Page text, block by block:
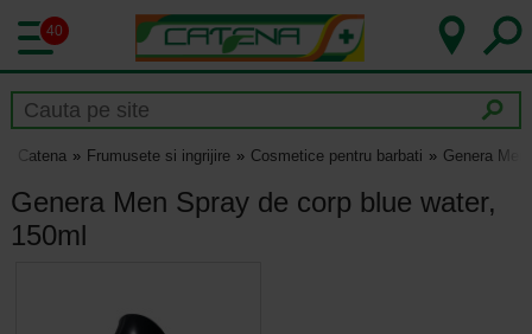
40
Catena Frumusete si ingrijire Cosmetice pentru barbati Genera
Genera Men Spray de corp blue water,
150ml